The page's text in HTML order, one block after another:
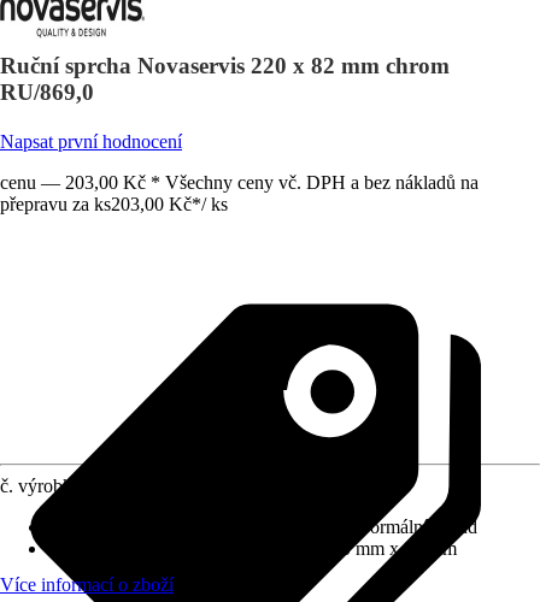
Ruční sprcha Novaservis 220 x 82 mm chrom
RU/869,0
Napsat první hodnocení
cenu — 203,00 Kč * Všechny ceny vč. DPH a bez nákladů na
přepravu za ks203,00 Kč*/ ks
č. výrobku
Jemný proud, Masáž, Normální proud
220 mm x 82 mm
Více informací o zboží